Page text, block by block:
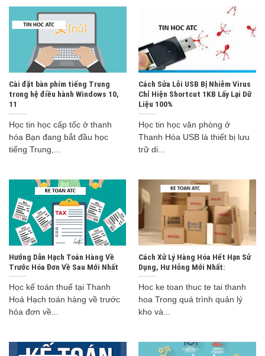
Cài đặt bàn phím tiếng Trung
trong hệ điều hành Windows 10,
11
Học tin học cấp tốc ở thanh
hóa Bạn đang bắt đầu học
tiếng Trung,...
Cách Sửa Lỗi USB Bị Nhiễm Virus
Chỉ Hiện Shortcut 1KB Lấy Lại Dữ
Liệu 100%
Học tin học văn phòng ở
Thanh Hóa USB là thiết bị lưu
trữ di...
Hướng Dẫn Hạch Toán Hàng Về
Trước Hóa Đơn Về Sau Mới Nhất
Học kế toán thuế tại Thanh
Hoá Hạch toán hàng về trước
hóa đơn về...
Cách Xử Lý Hàng Hóa Hết Hạn Sử
Dụng, Hư Hỏng Mới Nhất:
Hoc ke toan thuc te tai thanh
hoa Trong quá trình quản lý
kho và...